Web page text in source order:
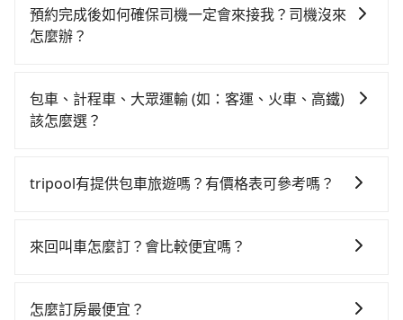
票價260元，再用5分鐘出站、等待車站前排班的計程
車，搭上小黃後約花33分鐘、車費800元後，抵達六福
程使用tripool並到府專車接送，則僅需花費約1,250
元，費時39分鐘。選擇搭乘高鐵而不預約包車，不僅至
公里再額外加收$3.2，從捷運景安站到六福村的花費預
估為$850~1,300（金額差異來自於平假日、車款差異、
可能的罰單都需自付。再者，和運的iRent只提供最基本
的車型，如Toyota Yaris、Prius C、Vios這類乘坐體驗
車況，打開車門才發現仍有上一組乘客遺留的垃圾或者
用戶卻遲遲尚未歸還，又或者要還車時卻偏偏找不到停
使用時還是有其區域的限制，實際可停靠的地點與你的
灣大車隊、Uber、Line Taxi、Yoxi等，如果在路邊攔不
到車，也可考慮打電話至捷運景安站附近的計程車隊，
若改選tripool的專車服務可再更便宜。但如果要考慮到
回程，新竹縣僅有合法計程車約730輛，數量約為新北市
宜，但當你們人數超過四位時，叫兩輛計程車的費用就
預約完成後如何確保司機一定會來接我？司機沒來
怎麼辦？
派車。在出發前一天晚上八點時，會透過電子郵件與簡
訊提供司機的姓名、電話、車牌、車型等資訊，如在約
位置。但如果遇到車輛故障或者前一趟車嚴重耽誤，
包車、計程車、大眾運輸 (如：客運、火車、高鐵)
該怎麼選？
擇： 預算：不同交通工具價格不同，可先確定您的預
比較寬鬆且不介意耗時轉乘可選大眾運輸或較貴的計程
車。 時間：需在特定時間到達目的地可選包車或計程
tripool有提供包車旅遊嗎？有價格表可參考嗎？
遊，從單純的單趟接送到算時間的計時包車都有，可彈
算即真實價格，免去來回電話確認。一天包車的價格可
來回叫車怎麼訂？會比較便宜嗎？
趟車的資訊，所以如果需要來回叫車，請分兩筆訂單預
怎麼訂房最便宜？